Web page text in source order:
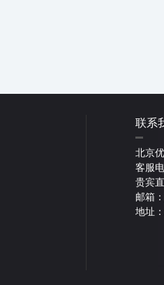
联系
北京
客服
贵宾
邮箱
地址